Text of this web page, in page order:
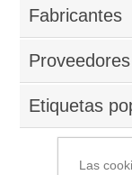
Fabricantes
Proveedores
Etiquetas
Las